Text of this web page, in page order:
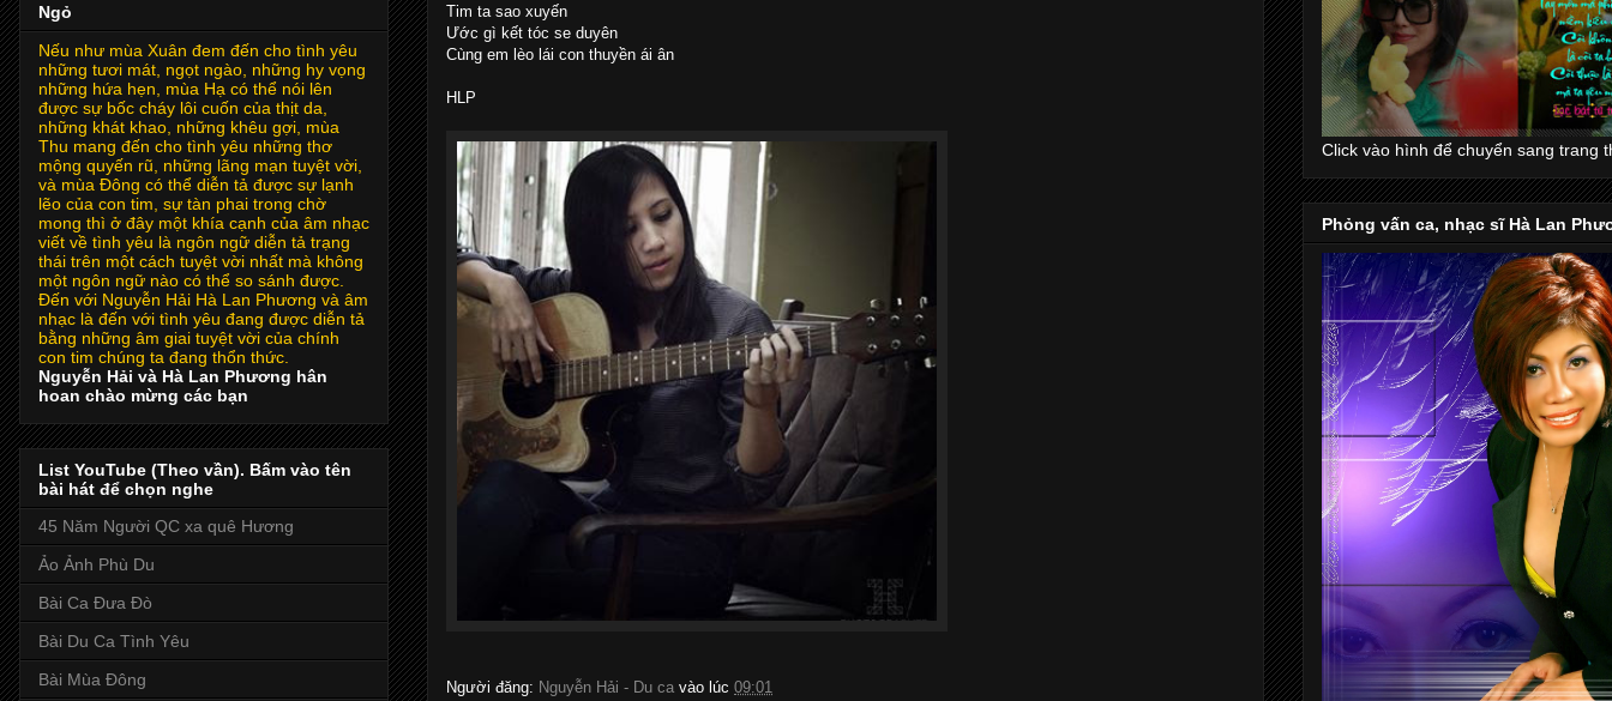
Tim ta sao xuyến
Ước gì kết tóc se duyên
Cùng em lèo lái con thuyền ái ân
HLP
Người đăng: Nguyễn Hải - Du ca vào lúc 09:01
Ngỏ
Nếu như mùa Xuân đem đến cho tình yêu
những tươi mát, ngọt ngào, những hy vọng
những hứa hẹn, mùa Hạ có thể nói lên
được sự bốc cháy lôi cuốn của thịt da,
những khát khao, những khêu gợi, mùa
Thu mang đến cho tình yêu những thơ
mộng quyến rũ, những lãng mạn tuyệt vời,
và mùa Đông có thể diễn tả được sự lạnh
lẽo của con tim, sự tàn phai trong chờ
mong thì ở đây một khía cạnh của âm nhạc
viết về tình yêu là ngôn ngữ diễn tả trạng
thái trên một cách tuyệt vời nhất mà không
một ngôn ngữ nào có thể so sánh được.
Đến với Nguyễn Hải Hà Lan Phương và âm
nhạc là đến với tình yêu đang được diễn tả
bằng những âm giai tuyệt vời của chính
con tim chúng ta đang thổn thức.
Nguyễn Hải và Hà Lan Phương hân
hoan chào mừng các bạn
List YouTube (Theo vần). Bấm vào tên
bài hát để chọn nghe
45 Năm Người QC xa quê Hương
Ảo Ảnh Phù Du
Bài Ca Đưa Đò
Bài Du Ca Tình Yêu
Bài Mùa Đông
Click vào hình để chuyển sang trang
Phỏng vấn ca, nhạc sĩ Hà Lan